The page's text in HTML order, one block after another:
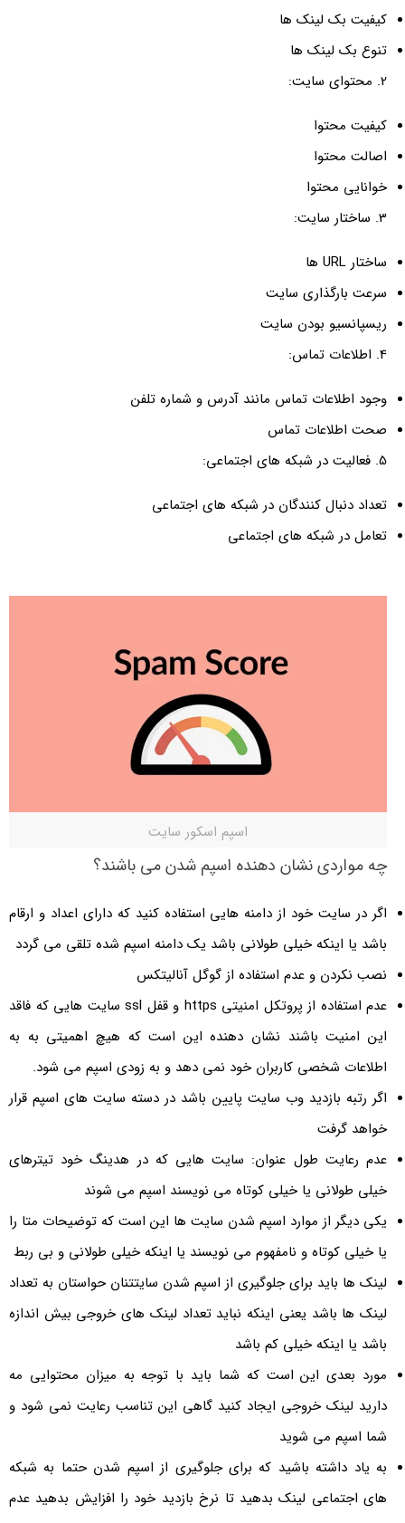
کیفیت بک لینک ها
تنوع بک لینک ها
2. محتوای سایت:
کیفیت محتوا
اصالت محتوا
خوانایی محتوا
3. ساختار سایت:
ساختار URL ها
سرعت بارگذاری سایت
ریسپانسیو بودن سایت
4. اطلاعات تماس:
وجود اطلاعات تماس مانند آدرس و شماره تلفن
صحت اطلاعات تماس
5. فعالیت در شبکه های اجتماعی:
تعداد دنبال کنندگان در شبکه های اجتماعی
تعامل در شبکه های اجتماعی
اسپم اسکور سایت
چه مواردی نشان دهنده اسپم شدن می باشند؟
اگر در سایت خود از دامنه هایی استفاده کنید که دارای اعداد و ارقام
باشد یا اینکه خیلی طولانی باشد یک دامنه اسپم شده تلقی می گردد
نصب نکردن و عدم استفاده از گوگل آنالیتکس
عدم استفاده از پروتکل امنیتی https و قفل ssl سایت هایی که فاقد
این امنیت باشند نشان دهنده این است که هیچ اهمیتی به به
اطلاعات شخصی کاربران خود نمی دهد و به زودی اسپم می شود.
اگر رتبه بازدید وب سایت پایین باشد در دسته سایت های اسپم قرار
خواهد گرفت
عدم رعایت طول عنوان: سایت هایی که در هدینگ خود تیترهای
خیلی طولانی یا خیلی کوتاه می نویسند اسپم می شوند
یکی دیگر از موارد اسپم شدن سایت ها این است که توضیحات متا را
یا خیلی کوتاه و نامفهوم می نویسند یا اینکه خیلی طولانی و بی ربط
لینک ها باید برای جلوگیری از اسپم شدن سایتتنان حواستان به تعداد
لینک ها باشد یعنی اینکه نباید تعداد لینک های خروجی بیش اندازه
باشد یا اینکه خیلی کم باشد
مورد بعدی این است که شما باید با توجه به میزان محتوایی مه
دارید لینک خروجی ایجاد کنید گاهی این تناسب رعایت نمی شود و
شما اسپم می شوید
به یاد داشته باشید که برای جلوگیری از اسپم شدن حتما به شبکه
های اجتماعی لینک بدهید تا نرخ بازدید خود را افزایش بدهید عدم